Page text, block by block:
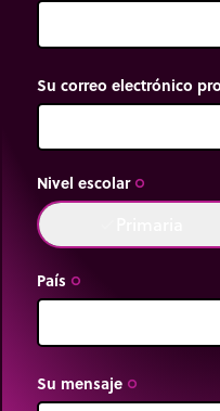
Su correo electrónico
Nivel escolar trip_origin
País trip_origin
Su mensaje trip_origin